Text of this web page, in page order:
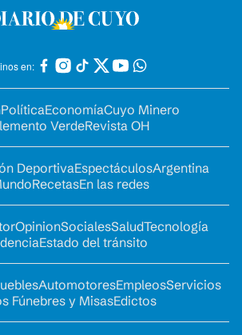
en:
PolíticaEconomíaCuyo Minero
VerdeRevista OH
DeportivaEspectáculosArgentina
RecetasEn las redes
OpinionSocialesSaludTecnología
Estado del tránsito
AutomotoresEmpleosServicios
Fúnebres y MisasEdictos